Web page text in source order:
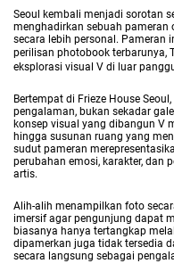
Seoul kembali menjadi sorotan
menghadirkan sebuah
secara lebih personal. Pameran
perilisan photobook terbarunya,
eksplorasi visual V di luar
Bertempat di Frieze House
pengalaman, bukan sekadar
konsep visual yang dibangun V
hingga susunan ruang yang
sudut pameran
perubahan emosi, karakter, dan
artis.
Alih-alih menampilkan foto
imersif agar pengunjung dapat
biasanya hanya tertangkap
dipamerkan juga tidak tersedia
secara langsung sebagai